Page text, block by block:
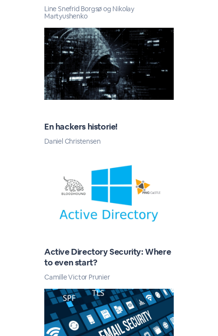
Line Snefrid Borgsø og Nikolay
Martyushenko
En hackers historie!
Daniel Christensen
Active Directory Security: Where
to even start?
Camille Victor Prunier